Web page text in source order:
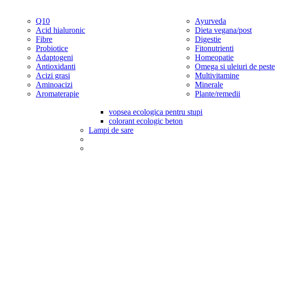
Q10
Acid hialuronic
Fibre
Probiotice
Adaptogeni
Antioxidanti
Acizi grasi
Aminoacizi
Aromaterapie
Ayurveda
Dieta vegana/post
Digestie
Fitonutrienti
Homeopatie
Omega si uleiuri de peste
Multivitamine
Minerale
Plante/remedii
vopsea ecologica pentru stupi
colorant ecologic beton
Lampi de sare